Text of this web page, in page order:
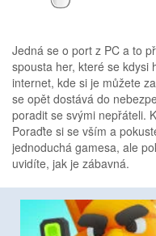
Jedná se o port z PC a to
spousta her, které se kdysi
internet, kde si je můžete
se opět dostává do
poradit se svými nepřáteli.
Poraďte si se vším a
jednoduchá gamesa, ale
uvidíte, jak je zábavná.